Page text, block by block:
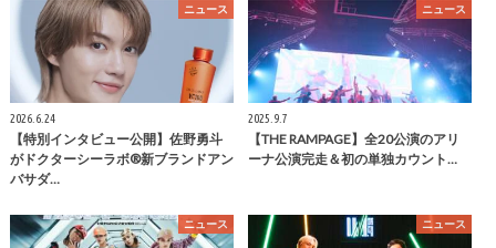
ニュース
2026.6.24
【特別インタビュー公開】佐野勇斗
がドクターシーラボ®新ブランドアン
バサダ…
ニュース
2025.9.7
【THE RAMPAGE】全20公演のアリ
ーナ公演完走＆初の単独カウント…
ニュース ニュース